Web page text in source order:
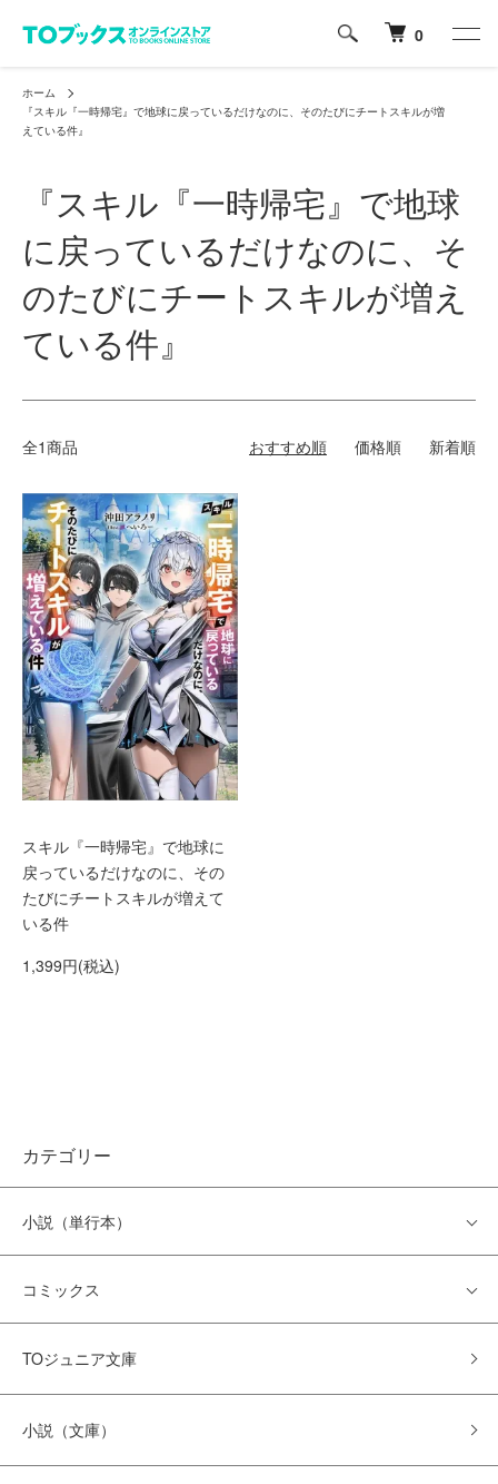
0
ホーム
『スキル『一時帰宅』で地球に戻っているだけなのに、そのたびにチートスキルが増
えている件』
『スキル『一時帰宅』で地球
に戻っているだけなのに、そ
のたびにチートスキルが増え
ている件』
全1商品 おすすめ順 価格順 新着順
スキル『一時帰宅』で地球に
戻っているだけなのに、その
たびにチートスキルが増えて
いる件
1,399円(税込)
カテゴリー
小説（単行本）
コミックス
TOジュニア文庫
小説（文庫）